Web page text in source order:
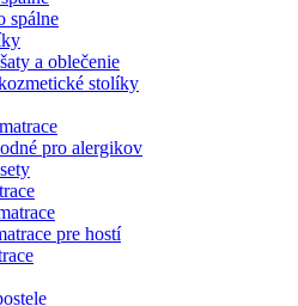
spálne
a oblečenie
stolíky
pro alergikov
pre hostí